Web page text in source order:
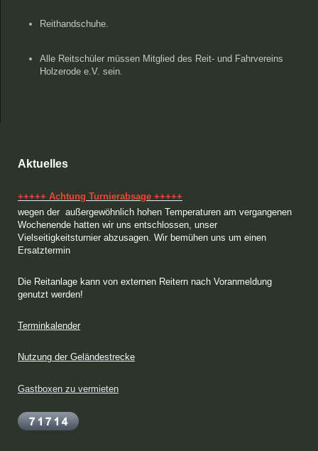
Reithandschuhe.
Alle Reitschüler müssen Mitglied des Reit- und Fahrvereins
Holzerode e.V. sein.
Aktuelles
+++++ Achtung Turnierabsage +++++
wegen der außergewöhnlich hohen Temperaturen am vergangenen
Wochenende hatten wir uns entschlossen, unser
Vielseitigkeitsturnier abzusagen. Wir bemühen uns um einen
Ersatztermin
Die Reitanlage kann von externen Reitern nach Voranmeldung
genutzt werden!
Terminkalender
Nutzung der Geländestrecke
Gastboxen zu vermieten